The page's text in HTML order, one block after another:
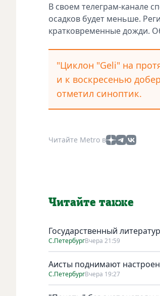
В своем телеграм-канале
осадков будет меньше.
кратковременные дожди.
"Циклон "Geli" на
и к воскресенью
отметил синоптик.
Читайте Metro в
Читайте также
Государственный
С.ПетербургВчера 21:59
Аисты поднимают
С.ПетербургВчера 19:27